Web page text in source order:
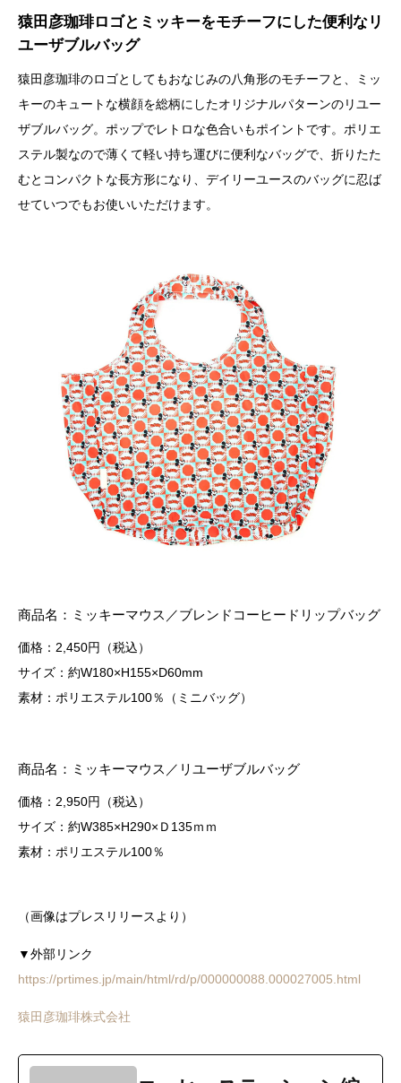
猿田彦珈琲ロゴとミッキーをモチーフにした便利なリ
ユーザブルバッグ
猿田彦珈琲のロゴとしてもおなじみの八角形のモチーフと、ミッ
キーのキュートな横顔を総柄にしたオリジナルパターンのリユー
ザブルバッグ。ポップでレトロな色合いもポイントです。ポリエ
ステル製なので薄くて軽い持ち運びに便利なバッグで、折りたた
むとコンパクトな長方形になり、デイリーユースのバッグに忍ば
せていつでもお使いいただけます。
商品名：ミッキーマウス／ブレンドコーヒードリップバッグ
価格：2,450円（税込）
サイズ：約W180×H155×D60mm
素材：ポリエステル100％（ミニバッグ）
商品名：ミッキーマウス／リユーザブルバッグ
価格：2,950円（税込）
サイズ：約W385×H290×Ｄ135ｍｍ
素材：ポリエステル100％
（画像はプレスリリースより）
▼外部リンク
https://prtimes.jp/main/html/rd/p/000000088.000027005.html
猿田彦珈琲株式会社